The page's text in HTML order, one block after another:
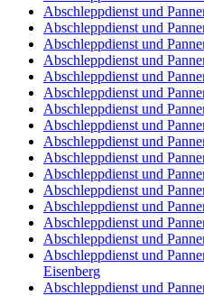
Abschleppdienst und
Abschleppdienst und
Abschleppdienst und
Abschleppdienst und
Abschleppdienst und
Abschleppdienst und
Abschleppdienst und
Abschleppdienst und
Abschleppdienst und
Abschleppdienst und
Abschleppdienst und
Abschleppdienst und
Abschleppdienst und
Abschleppdienst und
Abschleppdienst und
Abschleppdienst und
Eisenberg
Abschleppdienst und